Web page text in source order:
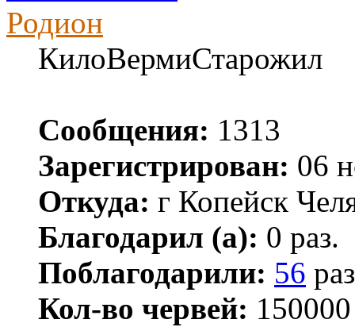
Родион
КилоВермиСтарожил
Сообщения: 1313
Зарегистрирован: 06
Откуда: г Копейск
Благодарил (а): 0 раз.
Поблагодарили: 56
Кол-во червей: 150000